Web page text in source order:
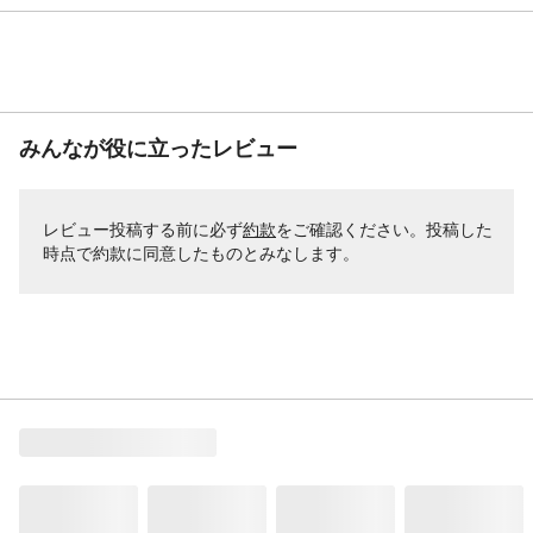
みんなが役に立ったレビュー
レビュー投稿する前に必ず約款をご確認ください。投稿した
時点で約款に同意したものとみなします。